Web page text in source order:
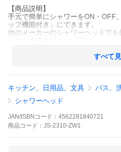
【商品説明】
手元で簡単にシャワーをON・OFF
ップ機能付き」にできます。
他のメーカーのシャワーヘッドで
水量・水圧が下がらず、使用感を損
【取り付け可能な水栓メーカー】
ＭＴＧ サイエンス 田中金属 Ｔ
Ｌ ＳＡＮ−ＥＩ ＫＡＫＵＤＡＩ
※本製品の取り付けねじサイズはG
カー品でも一部特殊なねじサイズも
ご購入前にシャワーホースのネジサ
すべて
キッチン、日用品、文具 バス、
シャワーヘッド
JAN/ISBNコード： 4562281840721
商品 コード： JS-2310-ZW1